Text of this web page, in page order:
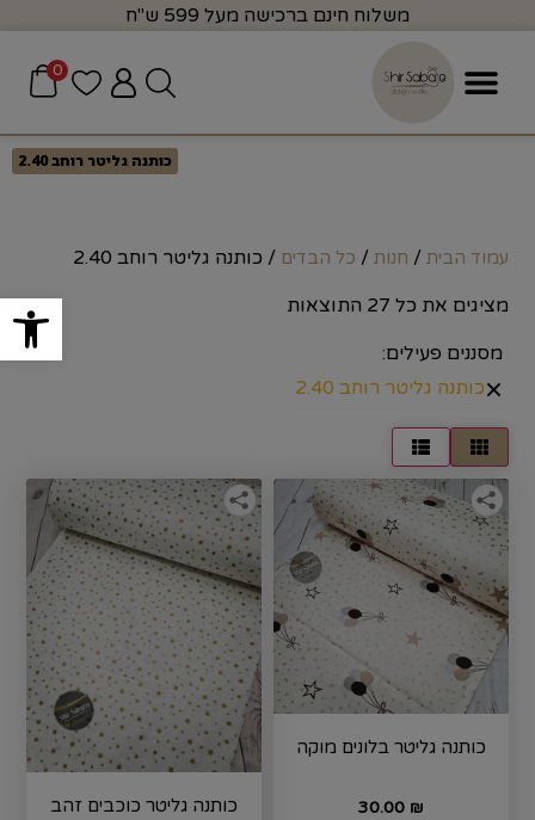
פתח
משלוח חינם ברכישה מעל 599 ש"ח
0
כותנה גליטר רוחב 2.40
עמוד הבית / חנות / כל הבדים / כותנה גליטר רוחב 2.40
מציגים את כל ⁦27⁩ התוצאות
מסננים פעילים:
כותנה גליטר רוחב 2.40×
כותנה גליטר בלונים מוקה
30.00 ₪ כותנה גליטר כוכבים זהב